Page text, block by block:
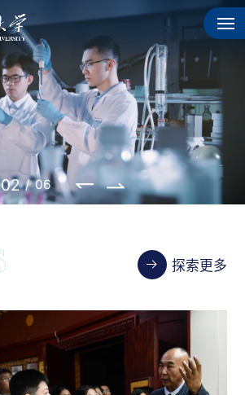
03 / 06
探索更多